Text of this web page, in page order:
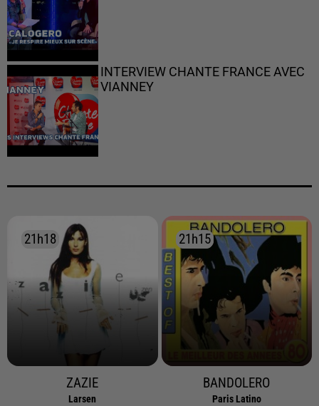
INTERVIEW CHANTE FRANCE AVEC
VIANNEY
21h18
21h18
ZAZIE
Larsen
21h15
21h15
BANDOLERO
Paris Latino